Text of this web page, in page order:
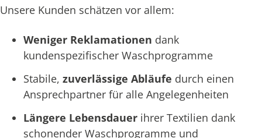
Unsere Kunden schätzen vor allem:
Weniger Reklamationen dank
kundenspezifischer Waschprogramme
Stabile, zuverlässige Abläufe durch einen
Ansprechpartner für alle Angelegenheiten
Längere Lebensdauer ihrer Textilien dank
schonender Waschprogramme und